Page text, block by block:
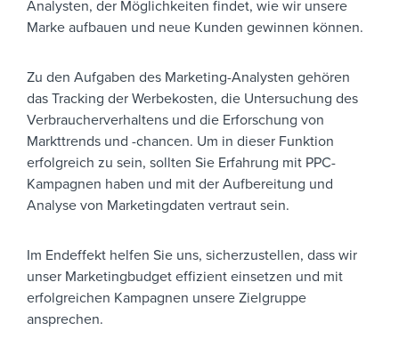
Analysten, der Möglichkeiten findet, wie wir unsere
Marke aufbauen und neue Kunden gewinnen können.
Zu den Aufgaben des Marketing-Analysten gehören
das Tracking der Werbekosten, die Untersuchung des
Verbraucherverhaltens und die Erforschung von
Markttrends und -chancen. Um in dieser Funktion
erfolgreich zu sein, sollten Sie Erfahrung mit PPC-
Kampagnen haben und mit der Aufbereitung und
Analyse von Marketingdaten vertraut sein.
Im Endeffekt helfen Sie uns, sicherzustellen, dass wir
unser Marketingbudget effizient einsetzen und mit
erfolgreichen Kampagnen unsere Zielgruppe
ansprechen.